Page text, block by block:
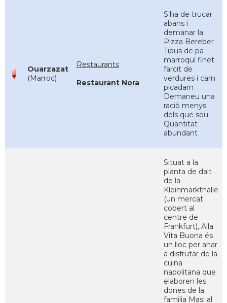
Ouarzazat
(Marroc)
Restaurants
Restaurant Nora
S'ha de trucar
abans i
demanar la
Pizza Bereber
Tipus de pa
marroquí finet
farcit de
verdures i carn
picadarn
Demaneu una
raciò menys
dels que sou.
Quantitat
abundant
Situat a la
planta de dalt
de la
Kleinmarkthalle
(un mercat
cobert al
centre de
Frankfurt), Alla
Vita Buona és
un lloc per anar
a disfrutar de la
cuina
napolitana que
elaboren les
dones de la
familia Masi al